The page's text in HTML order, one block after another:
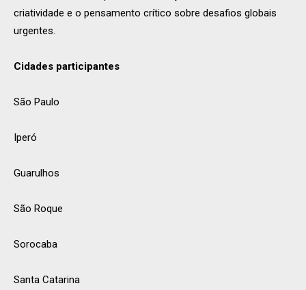
criatividade e o pensamento crítico sobre desafios globais
urgentes.
Cidades participantes
São Paulo
Iperó
Guarulhos
São Roque
Sorocaba
Santa Catarina